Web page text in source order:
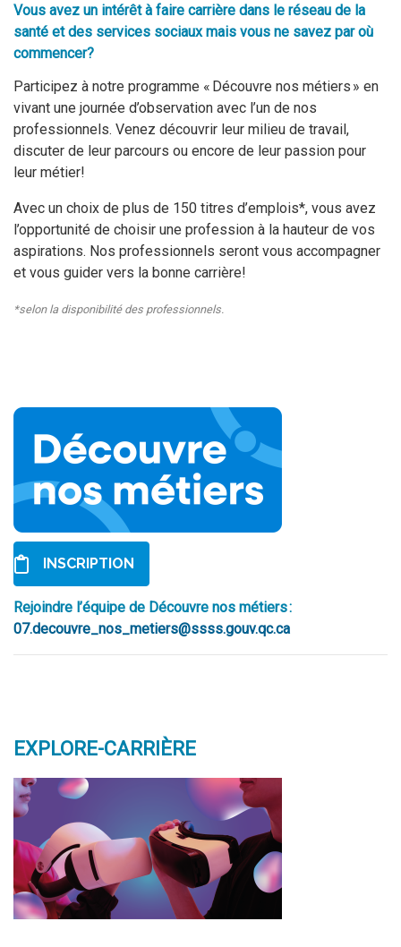
Vous avez un intérêt à faire carrière dans le réseau de la
santé et des services sociaux mais vous ne savez par où
commencer?
Participez à notre programme « Découvre nos métiers » en
vivant une journée d’observation avec l’un de nos
professionnels. Venez découvrir leur milieu de travail,
discuter de leur parcours ou encore de leur passion pour
leur métier!
Avec un choix de plus de 150 titres d’emplois*, vous avez
l’opportunité de choisir une profession à la hauteur de vos
aspirations. Nos professionnels seront vous accompagner
et vous guider vers la bonne carrière!
*selon la disponibilité des professionnels.
INSCRIPTION
Rejoindre l’équipe de Découvre nos métiers:
07.decouvre_nos_metiers@ssss.gouv.qc.ca
EXPLORE-CARRIÈRE